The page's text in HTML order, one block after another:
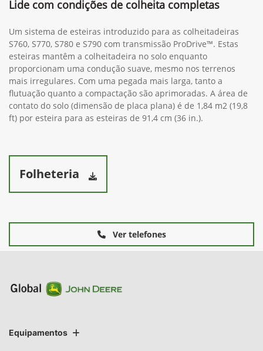
Lide com condições de colheita completas
Um sistema de esteiras introduzido para as colheitadeiras
S760, S770, S780 e S790 com transmissão ProDrive™. Estas
esteiras mantêm a colheitadeira no solo enquanto
proporcionam uma condução suave, mesmo nos terrenos
mais irregulares. Com uma pegada mais larga, tanto a
flutuação quanto a compactação são aprimoradas. A área de
contato do solo (dimensão de placa plana) é de 1,84 m2 (19,8
ft) por esteira para as esteiras de 91,4 cm (36 in.).
Folheteria
Ver telefones
Equipamentos